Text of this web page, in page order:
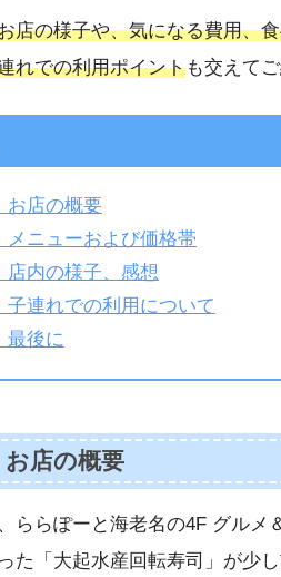
店の様子や、気になる費用、
れでの利用ポイントも交えて
お店の概要
メニューおよび価格帯
店内の様子、感想
子連れでの利用について
最後に
お店の概要
ららぽーと海老名の4F グルメ
た「大起水産回転寿司」が少